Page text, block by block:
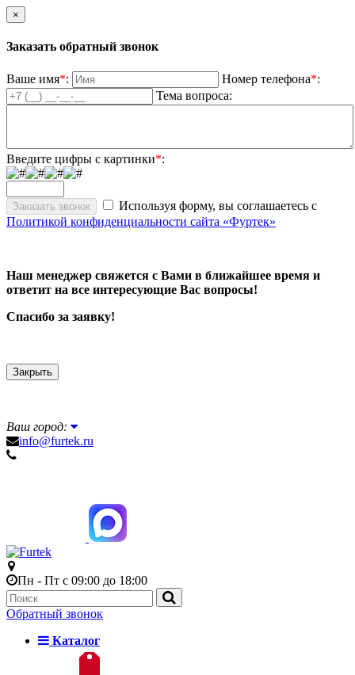
×
Заказать обратный звонок
Ваше имя*: Номер телефона*:
Тема вопроса:
Введите цифры с картинки*:
Используя форму, вы соглашаетесь с
Политикой конфиденциальности сайта «Фуртек»
Наш менеджер свяжется с Вами в ближайшее время и
ответит на все интересующие Вас вопросы!
Спасибо за заявку!
Закрыть
Ваш город:
info@furtek.ru
Пн - Пт с 09:00 до 18:00
Обратный звонок
Каталог